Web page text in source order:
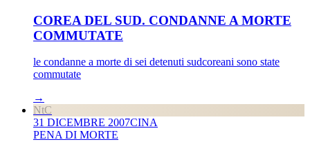
COREA DEL SUD. CONDANNE A MORTE
COMMUTATE
le condanne a morte di sei detenuti sudcoreani sono state
commutate
→
NtC
31 DICEMBRE 2007CINA
PENA DI MORTE